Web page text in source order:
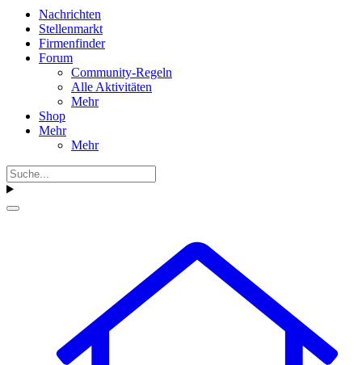
Nachrichten
Stellenmarkt
Firmenfinder
Forum
Community-Regeln
Alle Aktivitäten
Mehr
Shop
Mehr
Mehr